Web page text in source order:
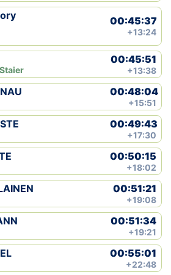
00:45:37
+13:24
00:45:51
+13:38
00:48:04
+15:51
00:49:43
+17:30
00:50:15
+18:02
00:51:21
+19:08
00:51:34
+19:21
00:55:01
+22:48